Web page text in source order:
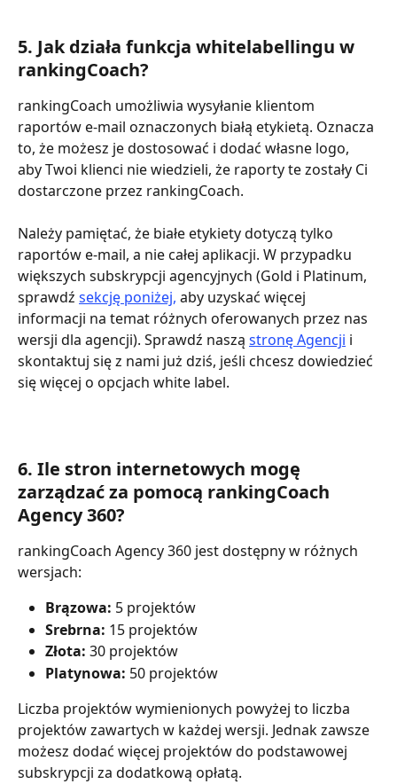
5. Jak działa funkcja whitelabellingu w
rankingCoach?
rankingCoach umożliwia wysyłanie klientom
raportów e-mail oznaczonych białą etykietą. Oznacza
to, że możesz je dostosować i dodać własne logo,
aby Twoi klienci nie wiedzieli, że raporty te zostały Ci
dostarczone przez rankingCoach.
Należy pamiętać, że białe etykiety dotyczą tylko
raportów e-mail, a nie całej aplikacji. W przypadku
większych subskrypcji agencyjnych (Gold i Platinum,
sprawdź sekcję poniżej, aby uzyskać więcej
informacji na temat różnych oferowanych przez nas
wersji dla agencji). Sprawdź naszą stronę Agencji i
skontaktuj się z nami już dziś, jeśli chcesz dowiedzieć
się więcej o opcjach white label.
6. Ile stron internetowych mogę
zarządzać za pomocą rankingCoach
Agency 360?
rankingCoach Agency 360 jest dostępny w różnych
wersjach:
Brązowa: 5 projektów
Srebrna: 15 projektów
Złota: 30 projektów
Platynowa: 50 projektów
Liczba projektów wymienionych powyżej to liczba
projektów zawartych w każdej wersji. Jednak zawsze
możesz dodać więcej projektów do podstawowej
subskrypcji za dodatkową opłatą.